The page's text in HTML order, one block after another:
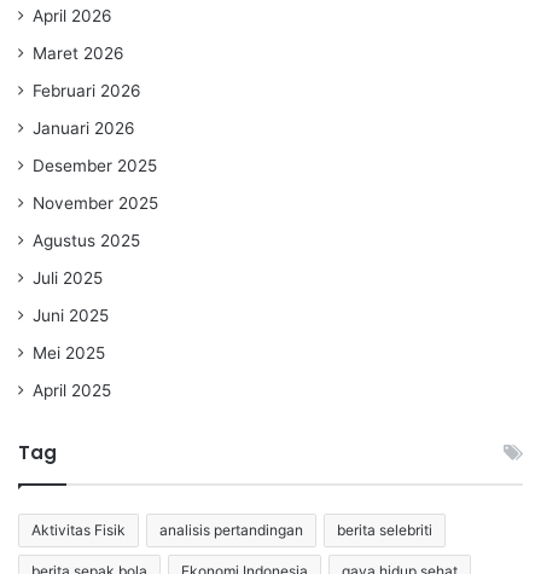
April 2026
Maret 2026
Februari 2026
Januari 2026
Desember 2025
November 2025
Agustus 2025
Juli 2025
Juni 2025
Mei 2025
April 2025
Tag
Aktivitas Fisik analisis pertandingan berita selebriti